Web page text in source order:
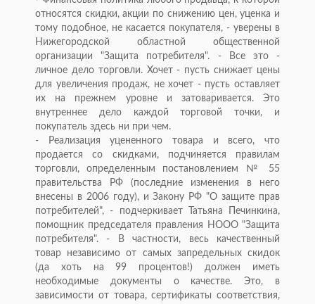
относятся скидки, акции по снижению цен, уценка и
тому подобное, не касается покупателя, - уверены в
Нижегородской областной общественной
организации "Защита потребителя". - Все это -
личное дело торговли. Хочет - пусть снижает цены
для увеличения продаж, не хочет - пусть оставляет
их на прежнем уровне и затоваривается. Это
внутреннее дело каждой торговой точки, и
покупатель здесь ни при чем.
- Реализация уцененного товара и всего, что
продается со скидками, подчиняется правилам
торговли, определенным постановлением № 55
правительства РФ (последние изменения в него
внесены в 2006 году), и Закону РФ "О защите прав
потребителей", - подчеркивает Татьяна Печинкина,
помощник председателя правления НООО "Защита
потребителя". - В частности, весь качественный
товар независимо от самых запредельных скидок
(да хоть на 99 процентов!) должен иметь
необходимые документы о качестве. Это, в
зависимости от товара, сертификаты соответствия,